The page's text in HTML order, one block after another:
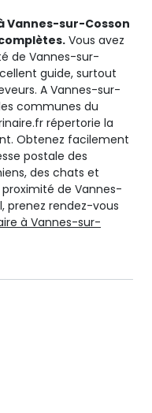
Vannes-sur-Cosson
Vous avez
de Vannes-sur-
guide, surtout
A Vannes-sur-
communes du
répertorie la
Obtenez facilement
postale des
des chats et
de Vannes-
prenez rendez-vous
à Vannes-sur-